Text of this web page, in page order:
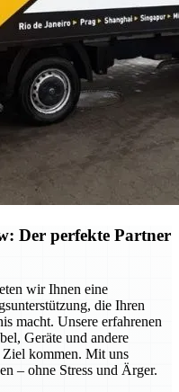
Der perfekte Partner
wir Ihnen eine
die Ihren
macht. Unsere erfahrenen
Geräte und andere
Ziel kommen. Mit uns
– ohne Stress und Ärger.